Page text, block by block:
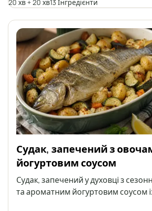
родини.
20 хв + 20 хв13 Інгредієнти
Судак, запечений з
йогуртовим соусом
Судак, запечений у духовці з
та ароматним йогуртовим соусом